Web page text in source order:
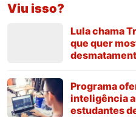
Viu isso?
Lula chama
que quer
Programa
inteligência
estudantes